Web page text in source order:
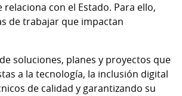
con el Estado. Para ello,
de trabajar que impactan
soluciones, planes y proyectos que
a la tecnología, la inclusión digital
de calidad y garantizando su